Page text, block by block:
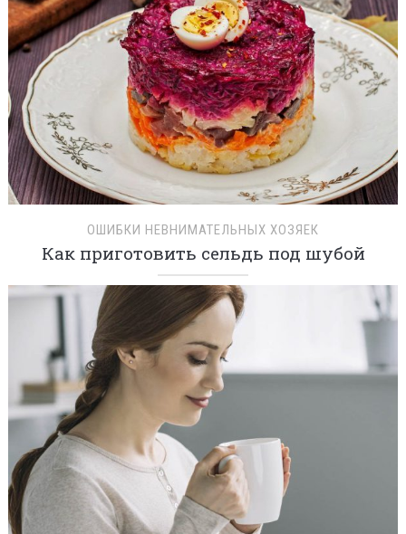
ОШИБКИ НЕВНИМАТЕЛЬНЫХ ХОЗЯЕК
Как приготовить сельдь под шубой